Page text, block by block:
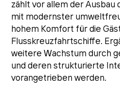
zählt vor allem der Ausbau
mit modernster
hohem Komfort für die
Flusskreuzfahrtschiffe.
weitere Wachstum durch
und deren strukturierte
vorangetrieben werden.